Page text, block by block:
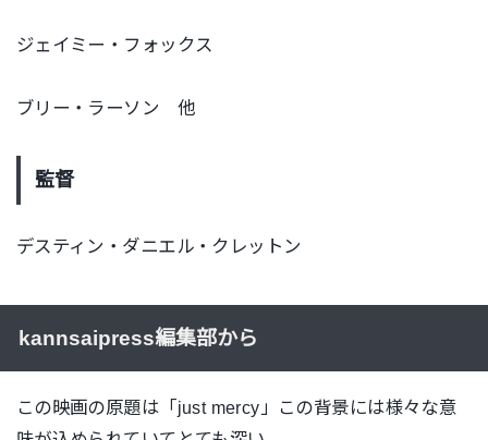
ジェイミー・フォックス
ブリー・ラーソン 他
監督
デスティン・ダニエル・クレットン
kannsaipress編集部から
この映画の原題は「just mercy」この背景には様々な意